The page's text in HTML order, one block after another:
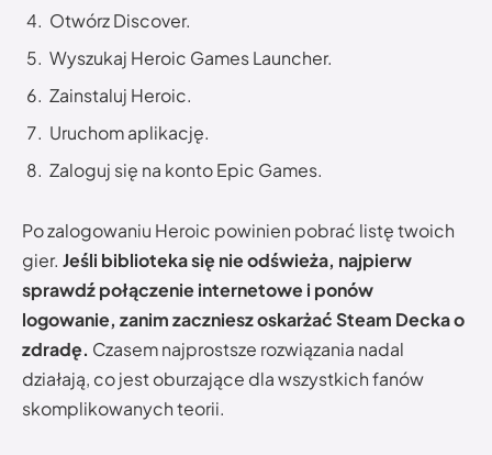
Otwórz Discover.
Wyszukaj Heroic Games Launcher.
Zainstaluj Heroic.
Uruchom aplikację.
Zaloguj się na konto Epic Games.
Po zalogowaniu Heroic powinien pobrać listę twoich
gier. Jeśli biblioteka się nie odświeża, najpierw
sprawdź połączenie internetowe i ponów
logowanie, zanim zaczniesz oskarżać Steam Decka o
zdradę. Czasem najprostsze rozwiązania nadal
działają, co jest oburzające dla wszystkich fanów
skomplikowanych teorii.